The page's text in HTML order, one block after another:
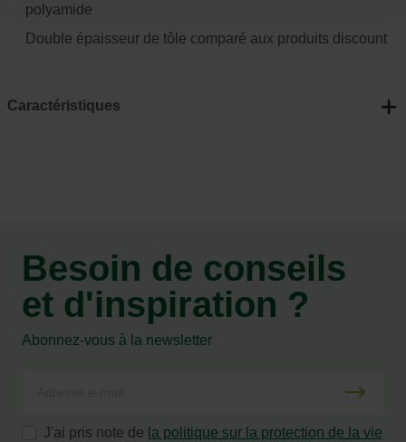
polyamide
Double épaisseur de tôle comparé aux produits discount
Caractéristiques
Besoin de conseils
et d'inspiration ?
Abonnez-vous à la newsletter
J'ai pris note de la politique sur la protection de la vie